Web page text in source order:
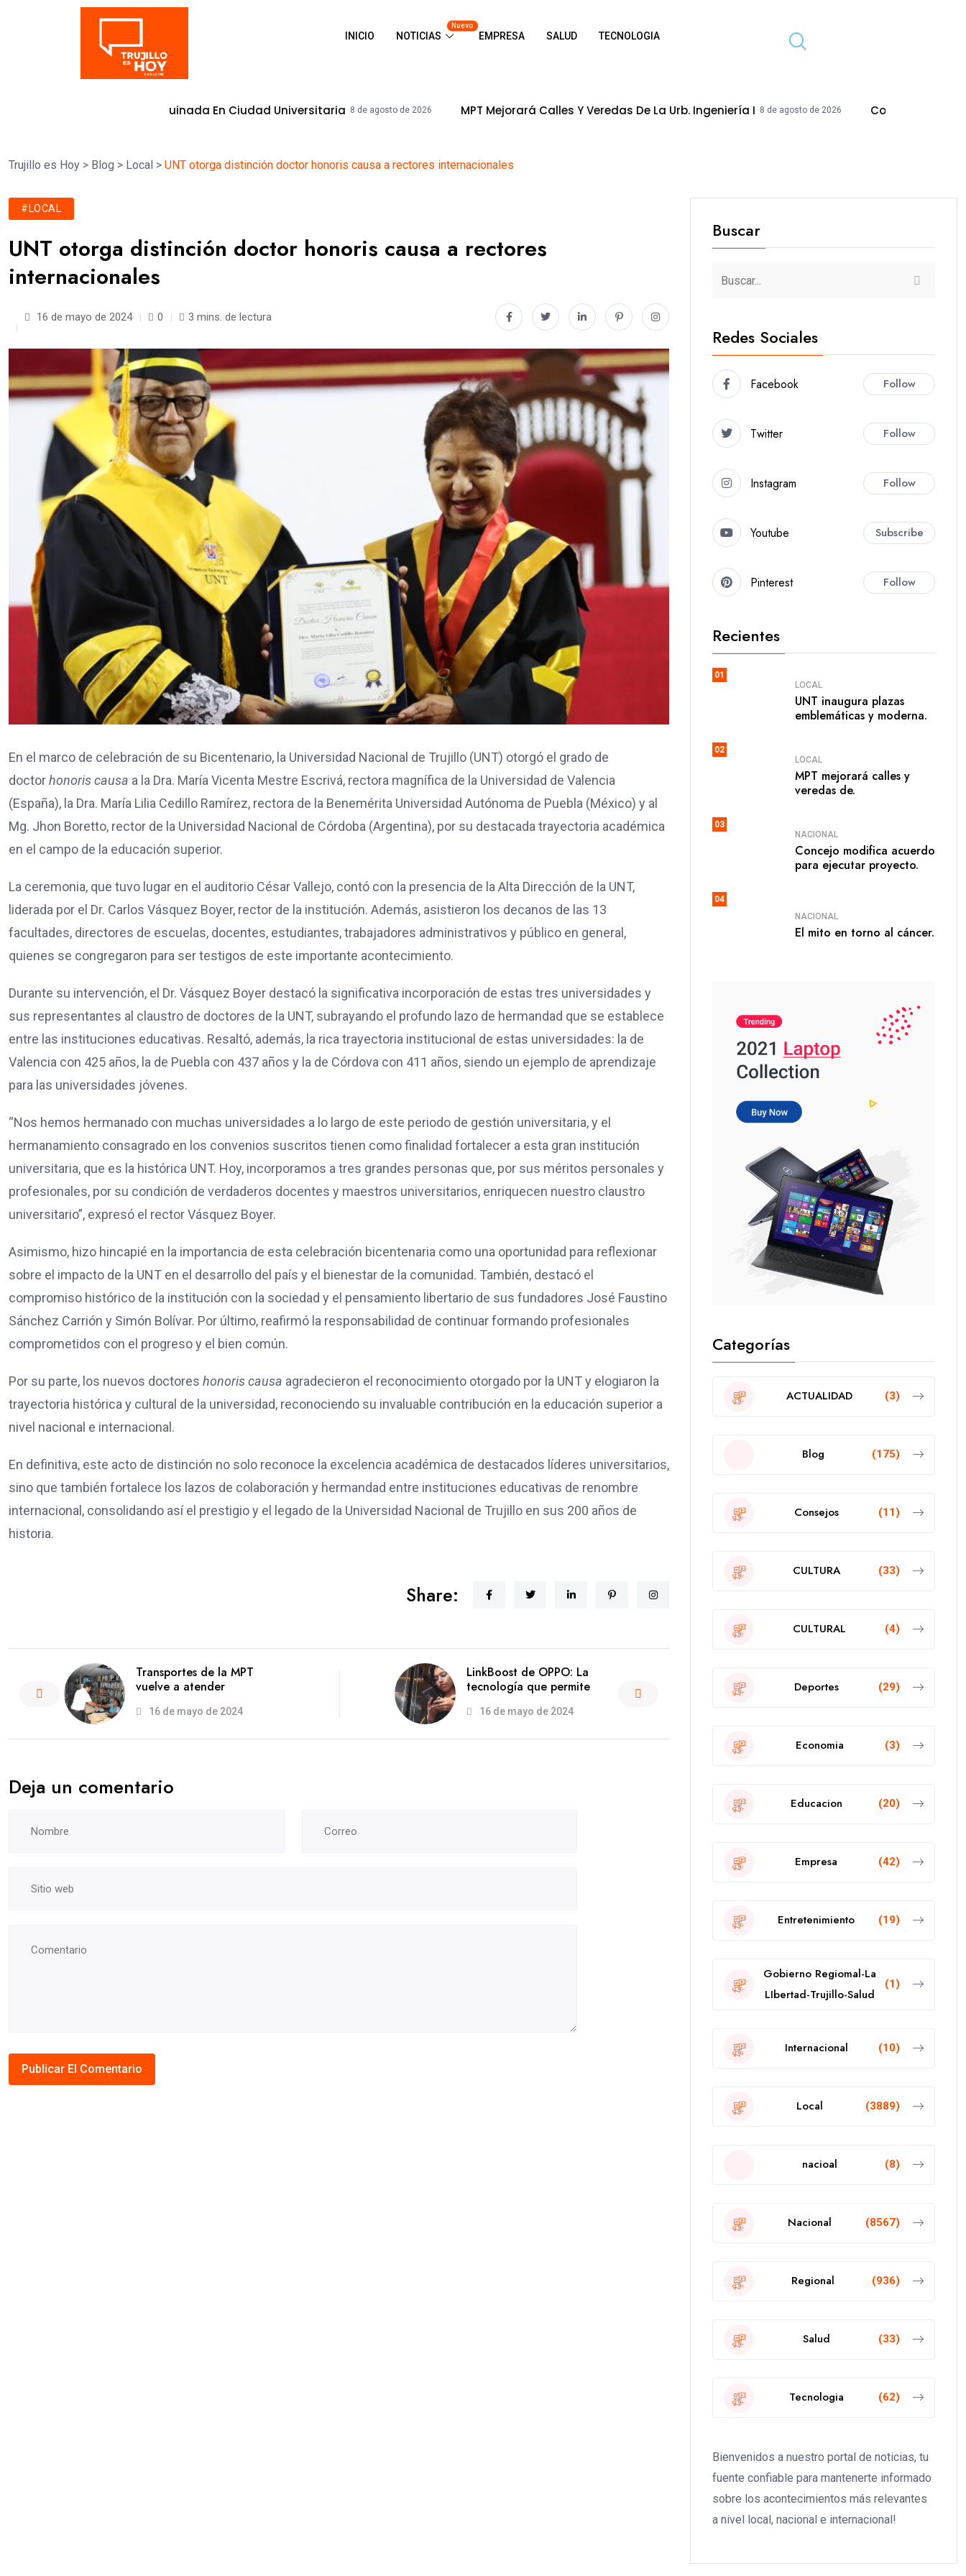
INICIO NOTICIAS
Nuevo
EMPRESA SALUD TECNOLOGIA
Vía Adoquinada En Ciudad Universitaria 8 de agosto de 2026 MPT Mejorará Calles Y Veredas De La Urb. Ingeniería I 8 de agosto de 2026 Concejo Modifica Acuerdo
Trujillo es Hoy > Blog > Local > UNT otorga distinción doctor honoris causa a rectores internacionales
#LOCAL
UNT otorga distinción doctor honoris causa a rectores
internacionales
16 de mayo de 2024 0 3 mins. de lectura
En el marco de celebración de su Bicentenario, la Universidad Nacional de Trujillo (UNT) otorgó el grado de
doctorhonoris causa a la Dra. María Vicenta Mestre Escrivá, rectora magnífica de la Universidad de Valencia
(España), la Dra. María Lilia Cedillo Ramírez, rectora de la Benemérita Universidad Autónoma de Puebla (México) y al
Mg. Jhon Boretto, rector de la Universidad Nacional de Córdoba (Argentina), por su destacada trayectoria académica
en el campo de la educación superior.
La ceremonia, que tuvo lugar en el auditorio César Vallejo, contó con la presencia de la Alta Dirección de la UNT,
liderada por el Dr. Carlos Vásquez Boyer, rector de la institución. Además, asistieron los decanos de las 13
facultades, directores de escuelas, docentes, estudiantes, trabajadores administrativos y público en general,
quienes se congregaron para ser testigos de este importante acontecimiento.
Durante su intervención, el Dr. Vásquez Boyer destacó la significativa incorporación de estas tres universidades y
sus representantes al claustro de doctores de la UNT, subrayando el profundo lazo de hermandad que se establece
entre las instituciones educativas. Resaltó, además, la rica trayectoria institucional de estas universidades: la de
Valencia con 425 años, la de Puebla con 437 años y la de Córdova con 411 años, siendo un ejemplo de aprendizaje
para las universidades jóvenes.
“Nos hemos hermanado con muchas universidades a lo largo de este periodo de gestión universitaria, y el
hermanamiento consagrado en los convenios suscritos tienen como finalidad fortalecer a esta gran institución
universitaria, que es la histórica UNT. Hoy, incorporamos a tres grandes personas que, por sus méritos personales y
profesionales, por su condición de verdaderos docentes y maestros universitarios, enriquecen nuestro claustro
universitario”, expresó el rector Vásquez Boyer.
Asimismo, hizo hincapié en la importancia de esta celebración bicentenaria como una oportunidad para reflexionar
sobre el impacto de la UNT en el desarrollo del país y el bienestar de la comunidad. También, destacó el
compromiso histórico de la institución con la sociedad y el pensamiento libertario de sus fundadores José Faustino
Sánchez Carrión y Simón Bolívar. Por último, reafirmó la responsabilidad de continuar formando profesionales
comprometidos con el progreso y el bien común.
Por su parte, los nuevos doctores honoris causa agradecieron el reconocimiento otorgado por la UNT y elogiaron la
trayectoria histórica y cultural de la universidad, reconociendo su invaluable contribución en la educación superior a
nivel nacional e internacional.
En definitiva, este acto de distinción no solo reconoce la excelencia académica de destacados líderes universitarios,
sino que también fortalece los lazos de colaboración y hermandad entre instituciones educativas de renombre
internacional, consolidando así el prestigio y el legado de la Universidad Nacional de Trujillo en sus 200 años de
historia.
Share:
Transportes de la MPT
vuelve a atender
16 de mayo de 2024
LinkBoost de OPPO: La
tecnología que permite
16 de mayo de 2024
Deja un comentario
Buscar
Redes Sociales
Facebook Follow
Twitter Follow
Instagram Follow
Youtube Subscribe
Pinterest Follow
Recientes
01
LOCAL
UNT inaugura plazas
emblemáticas y moderna.
02
LOCAL
MPT mejorará calles y
veredas de.
03
NACIONAL
Concejo modifica acuerdo
para ejecutar proyecto.
04
NACIONAL
El mito en torno al cáncer.
Categorías
ACTUALIDAD (3)
Blog (175)
Consejos (11)
CULTURA (33)
CULTURAL (4)
Deportes (29)
Economia (3)
Educacion (20)
Empresa (42)
Entretenimiento (19)
Gobierno Regiomal-La
LIbertad-Trujillo-Salud
(1)
Internacional (10)
Local (3889)
nacioal (8)
Nacional (8567)
Regional (936)
Salud (33)
Tecnologia (62)
Bienvenidos a nuestro portal de noticias, tu
fuente confiable para mantenerte informado
sobre los acontecimientos más relevantes
a nivel local, nacional e internacional!